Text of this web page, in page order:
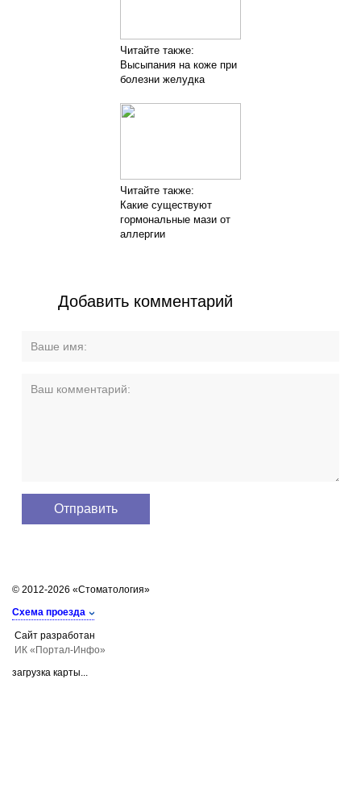
Читайте также:
Высыпания на коже при
болезни желудка
Читайте также:
Какие существуют
гормональные мази от
аллергии
Добавить комментарий
© 2012-2026 «Стоматология»
Схема проезда
Сайт разработан
ИК «Портал-Инфо»
загрузка карты...